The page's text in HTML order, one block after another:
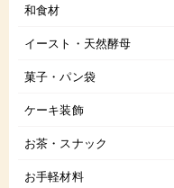
和食材
イースト・天然酵母
菓子・パン袋
ケーキ装飾
お茶・スナック
お手軽材料